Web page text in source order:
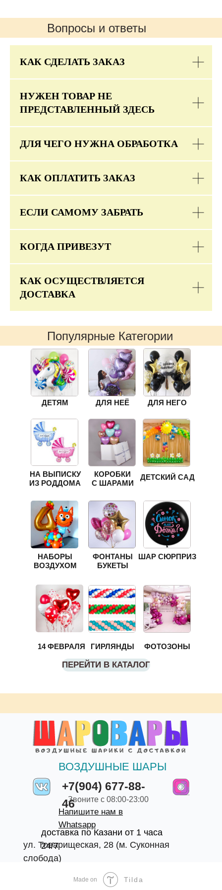
Вопросы и ответы
КАК СДЕЛАТЬ ЗАКАЗ
НУЖЕН ТОВАР НЕ
ПРЕДСТАВЛЕННЫЙ ЗДЕСЬ
ДЛЯ ЧЕГО НУЖНА ОБРАБОТКА
КАК ОПЛАТИТЬ ЗАКАЗ
ЕСЛИ САМОМУ ЗАБРАТЬ
КОГДА ПРИВЕЗУТ
КАК ОСУЩЕСТВЛЯЕТСЯ
ДОСТАВКА
Популярные Категории
ФОНТАНЫ
БУКЕТЫ
ДЛЯ НЕЁ ДЛЯ НЕГО
ДЕТЯМ
НА ВЫПИСКУ
ИЗ РОДДОМА
ШАР СЮРПРИЗ
ГИРЛЯНДЫ
ПЕРЕЙТИ В КАТАЛОГ
ФОТОЗОНЫ
КОРОБКИ
С ШАРАМИ
14 ФЕВРАЛЯ
НАБОРЫ
ВОЗДУХОМ
ДЕТСКИЙ САД
+7(904) 677-88-
46
ВОЗДУШНЫЕ ШАРЫ
доставка по Казани от 1 часа
24/7
Звоните с 08:00-23:00
Напишите нам в
Whatsapp
ул. Товарищеская, 28 (м. Суконная
слобода)
Made on Tilda